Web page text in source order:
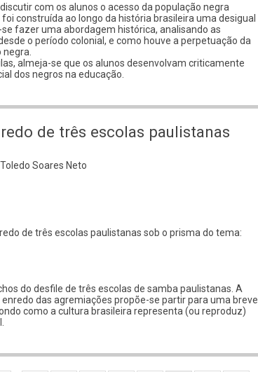
com os alunos o acesso da população negra
construída ao longo da história brasileira uma desigual
fazer uma abordagem histórica, analisando as
o período colonial, e como houve a perpetuação da
almeja-se que os alunos desenvolvam criticamente
dos negros na educação.
de três escolas paulistanas
Soares Neto
de três escolas paulistanas sob o prisma do tema:
do desfile de três escolas de samba paulistanas. A
das agremiações propõe-se partir para uma breve
como a cultura brasileira representa (ou reproduz)